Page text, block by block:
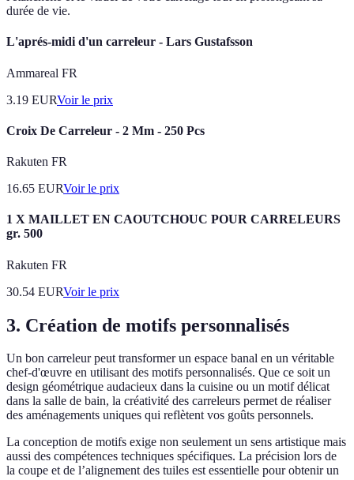
durée de vie.
L'aprés-midi d'un carreleur - Lars Gustafsson
Ammareal FR
3.19 EURVoir le prix
Croix De Carreleur - 2 Mm - 250 Pcs
Rakuten FR
16.65 EURVoir le prix
1 X MAILLET EN CAOUTCHOUC POUR CARRELEURS
gr. 500
Rakuten FR
30.54 EURVoir le prix
3. Création de motifs personnalisés
Un bon carreleur peut transformer un espace banal en un véritable
chef-d'œuvre en utilisant des motifs personnalisés. Que ce soit un
design géométrique audacieux dans la cuisine ou un motif délicat
dans la salle de bain, la créativité des carreleurs permet de réaliser
des aménagements uniques qui reflètent vos goûts personnels.
La conception de motifs exige non seulement un sens artistique mais
aussi des compétences techniques spécifiques. La précision lors de
la coupe et de l’alignement des tuiles est essentielle pour obtenir un